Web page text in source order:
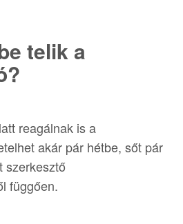
telik a
reagálnak is a
akár pár hétbe, sőt pár
szerkesztő
függően.